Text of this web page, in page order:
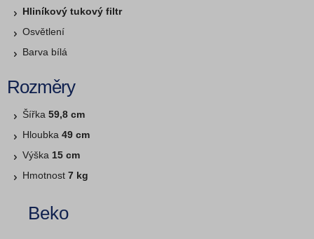
Hliníkový tukový filtr
Osvětlení
Barva bílá
Rozměry
Šířka 59,8 cm
Hloubka 49 cm
Výška 15 cm
Hmotnost 7 kg
Beko